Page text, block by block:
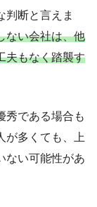
判断と言えま
ない会社は、他
夫もなく踏襲す
秀である場合も
が多くても、上
ない可能性があ